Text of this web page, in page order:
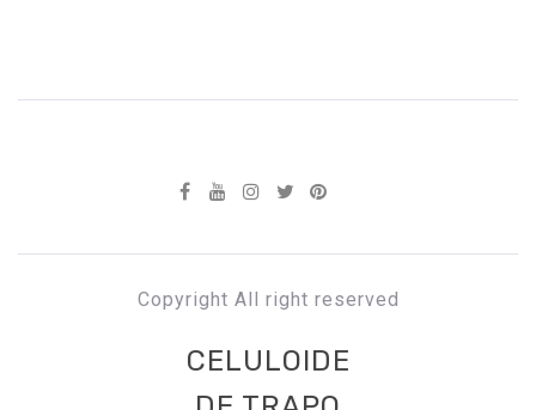
Copyright All right reserved
CELULOIDE